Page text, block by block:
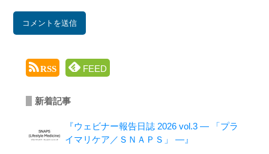
RSS FEED
新着記事
『ウェビナー報告日誌 2026 vol.3 ― 「プラ
イマリケア／ＳＮＡＰＳ」 ―』